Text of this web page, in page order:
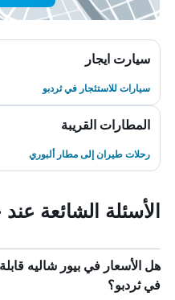
سيارت ايجار
سيارات للاستئجار في ثردبو
المطارات القريبة
رحلات طيران إلى مطار ألبوري
الأسئلة الشائعة
في ثردبو؟